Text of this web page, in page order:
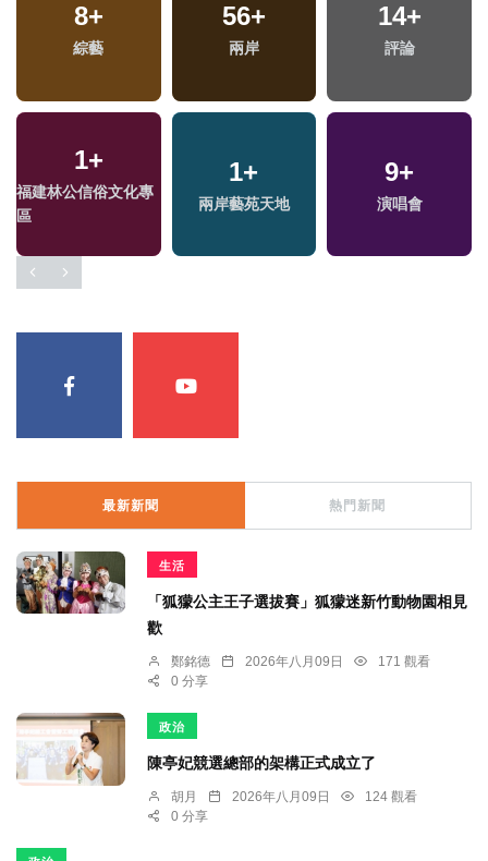
8+
綜藝
56+
兩岸
14+
評論
1+
福建林公信俗文化專
區
1+
兩岸藝苑天地
9+
演唱會
最新新聞 熱門新聞
生活
「狐獴公主王子選拔賽」狐獴迷新竹動物園相見
歡
鄭銘德 2026年八月09日
171 觀看
0 分享
政治
陳亭妃競選總部的架構正式成立了
胡月 2026年八月09日
124 觀看
0 分享